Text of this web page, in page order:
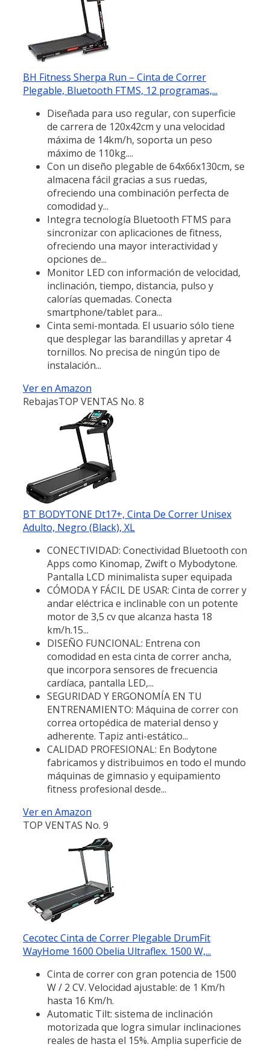
BH Fitness Sherpa Run – Cinta de Correr
Plegable, Bluetooth FTMS, 12 programas,...
Diseñada para uso regular, con superficie
de carrera de 120x42cm y una velocidad
máxima de 14km/h, soporta un peso
máximo de 110kg....
Con un diseño plegable de 64x66x130cm, se
almacena fácil gracias a sus ruedas,
ofreciendo una combinación perfecta de
comodidad y...
Integra tecnología Bluetooth FTMS para
sincronizar con aplicaciones de fitness,
ofreciendo una mayor interactividad y
opciones de...
Monitor LED con información de velocidad,
inclinación, tiempo, distancia, pulso y
calorías quemadas. Conecta
smartphone/tablet para...
Cinta semi-montada. El usuario sólo tiene
que desplegar las barandillas y apretar 4
tornillos. No precisa de ningún tipo de
instalación...
Ver en Amazon
RebajasTOP VENTAS No. 8
BT BODYTONE Dt17+, Cinta De Correr Unisex
Adulto, Negro (Black), XL
CONECTIVIDAD: Conectividad Bluetooth con
Apps como Kinomap, Zwift o Mybodytone.
Pantalla LCD minimalista super equipada
CÓMODA Y FÁCIL DE USAR: Cinta de correr y
andar eléctrica e inclinable con un potente
motor de 3,5 cv que alcanza hasta 18
km/h.15...
DISEÑO FUNCIONAL: Entrena con
comodidad en esta cinta de correr ancha,
que incorpora sensores de frecuencia
cardíaca, pantalla LED,...
SEGURIDAD Y ERGONOMÍA EN TU
ENTRENAMIENTO: Máquina de correr con
correa ortopédica de material denso y
adherente. Tapiz anti-estático...
CALIDAD PROFESIONAL: En Bodytone
fabricamos y distribuimos en todo el mundo
máquinas de gimnasio y equipamiento
fitness profesional desde...
Ver en Amazon
TOP VENTAS No. 9
Cecotec Cinta de Correr Plegable DrumFit
WayHome 1600 Obelia Ultraflex. 1500 W,...
Cinta de correr con gran potencia de 1500
W / 2 CV. Velocidad ajustable: de 1 Km/h
hasta 16 Km/h.
Automatic Tilt: sistema de inclinación
motorizada que logra simular inclinaciones
reales de hasta el 15%. Amplia superficie de